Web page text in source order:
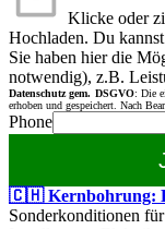
Klicke oder
Hochladen. Du
Sie haben hier die
notwendig), z.B.
Datenschutz gem. DSGVO: Die
erhoben und gespeichert. Nach
Phone
🇨🇭 Kernbohrung:
Sonderkonditionen